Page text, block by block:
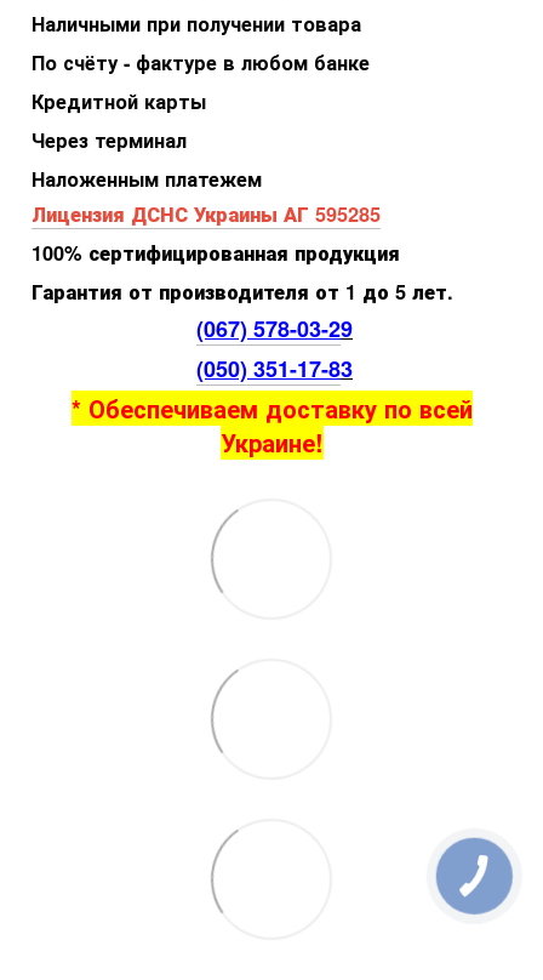
Наличными при получении товара
По счёту - фактуре в любом банке
Кредитной карты
Через терминал
Наложенным платежем
Лицензия ДСНС Украины АГ 595285
100% сертифицированная продукция
Гарантия от производителя от 1 до 5 лет.
(067) 578-03-29
(050) 351-17-83
* Обеспечиваем доставку по всей
Украине!